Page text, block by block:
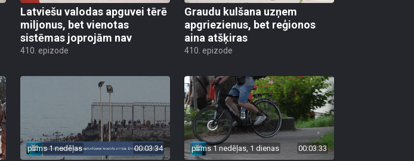
Latviešu valodas apguvei tērē
miljonus, bet vienotas
sistēmas joprojām nav
410. epizode
Graudu kulšana uzņem
apgriezienus, bet reģionos
aina atšķiras
410. epizode
pirms 1 nedēļas 00:03:34 pirms 1 nedēļas, 1 dienas 00:03:33